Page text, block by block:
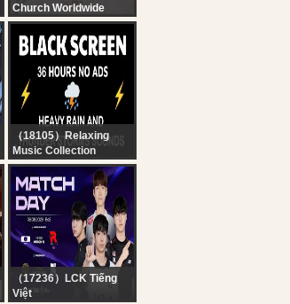
Church Worldwide
COVENANT DAY OF
RESCUE SERVICE | 9,
AUGUST 2026 | FAITH
TABERNACLE OTA
（18105）Relaxing
Music Collection
? Heavy Rain and
Thunder Sounds for
Sleeping - Black
Screen | Perfect
Thunderstorm for Rest,
Live
（17236）LCK Tiếng
Việt